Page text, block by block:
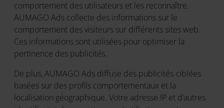
comportement des utilisateurs et les reconnaître.
AUMAGO Ads collecte des informations sur le
comportement des visiteurs sur différents sites web.
Ces informations sont utilisées pour optimiser la
pertinence des publicités.
De plus, AUMAGO Ads diffuse des publicités ciblées
basées sur des profils comportementaux et la
localisation géographique. Votre adresse IP et d’autres